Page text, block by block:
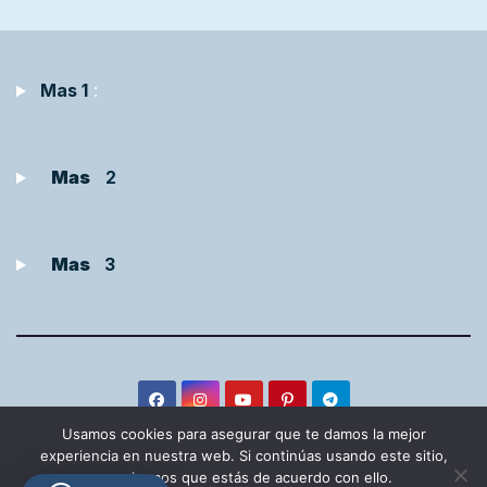
Mas 1 :
Mas 2
Mas 3
Usamos cookies para asegurar que te damos la mejor
experiencia en nuestra web. Si continúas usando este sitio,
asumiremos que estás de acuerdo con ello.